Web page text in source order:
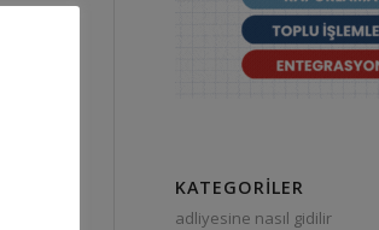
KATEGORILER
adliyesine nasıl gidilir